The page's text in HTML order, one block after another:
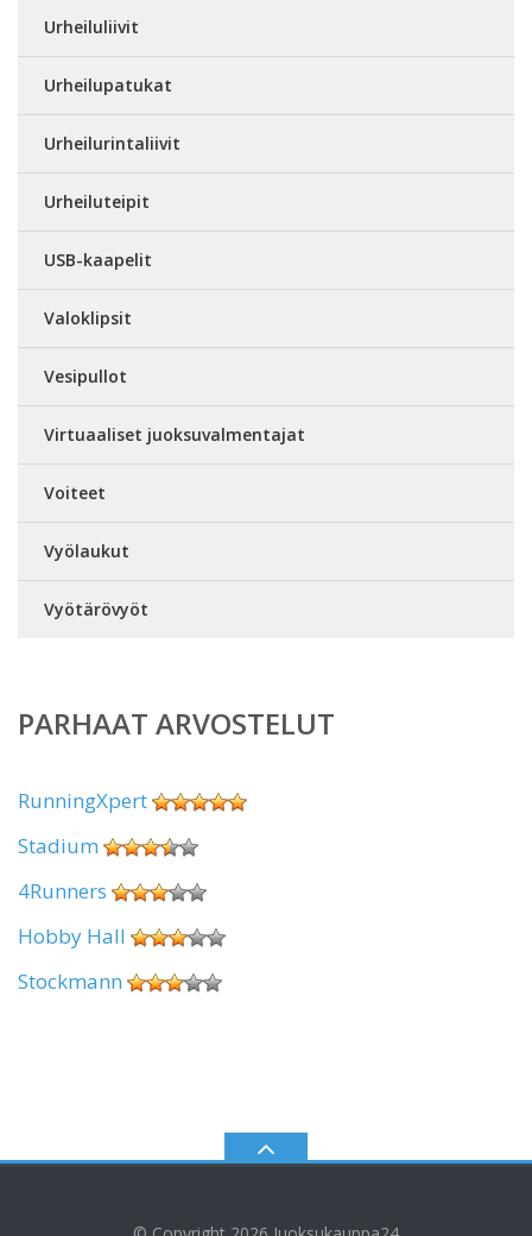
Urheiluliivit
Urheilupatukat
Urheilurintaliivit
Urheiluteipit
USB-kaapelit
Valoklipsit
Vesipullot
Virtuaaliset juoksuvalmentajat
Voiteet
Vyölaukut
Vyötärövyöt
PARHAAT ARVOSTELUT
RunningXpert
Stadium
4Runners
Hobby Hall
Stockmann